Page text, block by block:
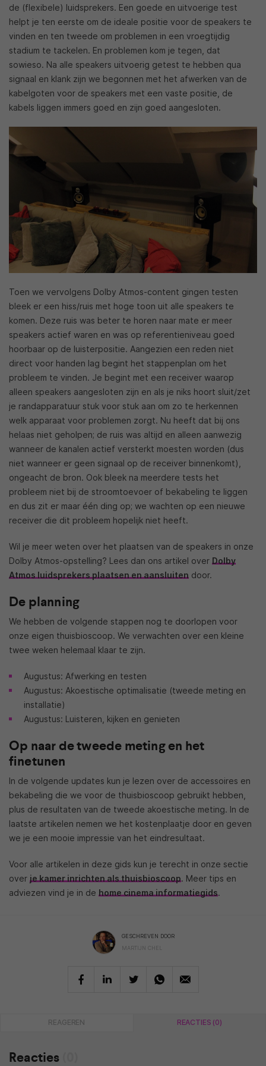
de (flexibele) luidsprekers. Een goede en uitvoerige test
helpt je ten eerste om de ideale positie voor de speakers te
vinden en ten tweede om problemen in een vroegtijdig
stadium te tackelen. En problemen kom je tegen, dat
sowieso. Na alle speakers uitvoerig getest te hebben qua
signaal en klank zijn we begonnen met het afwerken van de
kabelgoten voor de speakers met een vaste positie, de
kabels liggen immers goed en zijn goed aangesloten.
Toen we vervolgens Dolby Atmos-content gingen testen
bleek er een hiss/ruis met hoge toon uit alle speakers te
komen. Deze ruis was beter te horen naar mate er meer
speakers actief waren en was op referentieniveau goed
hoorbaar op de luisterpositie. Aangezien een reden niet
direct voor handen lag begint het stappenplan om het
probleem te vinden. Je begint met een receiver waarop
alleen speakers aangesloten zijn en als je niks hoort sluit/zet
je randapparatuur stuk voor stuk aan om zo te herkennen
welk apparaat voor problemen zorgt. Nu heeft dat bij ons
helaas niet geholpen; de ruis was altijd en alleen aanwezig
wanneer de kanalen actief versterkt moesten worden (dus
niet wanneer er geen signaal op de receiver binnenkomt),
ongeacht de bron. Ook bleek na meerdere tests het
probleem niet bij de stroomtoevoer of bekabeling te liggen
en dus zit er maar één ding op; we wachten op een nieuwe
receiver die dit probleem hopelijk niet heeft.
Wil je meer weten over het plaatsen van de speakers in onze
Dolby Atmos-opstelling? Lees dan ons artikel over Dolby
Atmos luidsprekers plaatsen en aansluiten door.
De planning
We hebben de volgende stappen nog te doorlopen voor
onze eigen thuisbioscoop. We verwachten over een kleine
twee weken helemaal klaar te zijn.
Augustus: Afwerking en testen
Augustus: Akoestische optimalisatie (tweede meting en
installatie)
Augustus: Luisteren, kijken en genieten
Op naar de tweede meting en het
finetunen
In de volgende updates kun je lezen over de accessoires en
bekabeling die we voor de thuisbioscoop gebruikt hebben,
plus de resultaten van de tweede akoestische meting. In de
laatste artikelen nemen we het kostenplaatje door en geven
we je een mooie impressie van het eindresultaat.
Voor alle artikelen in deze gids kun je terecht in onze sectie
over je kamer inrichten als thuisbioscoop. Meer tips en
adviezen vind je in de home cinema informatiegids.
GESCHREVEN DOOR
MARTIJN CHEL
REAGEREN REACTIES (0)
Reacties